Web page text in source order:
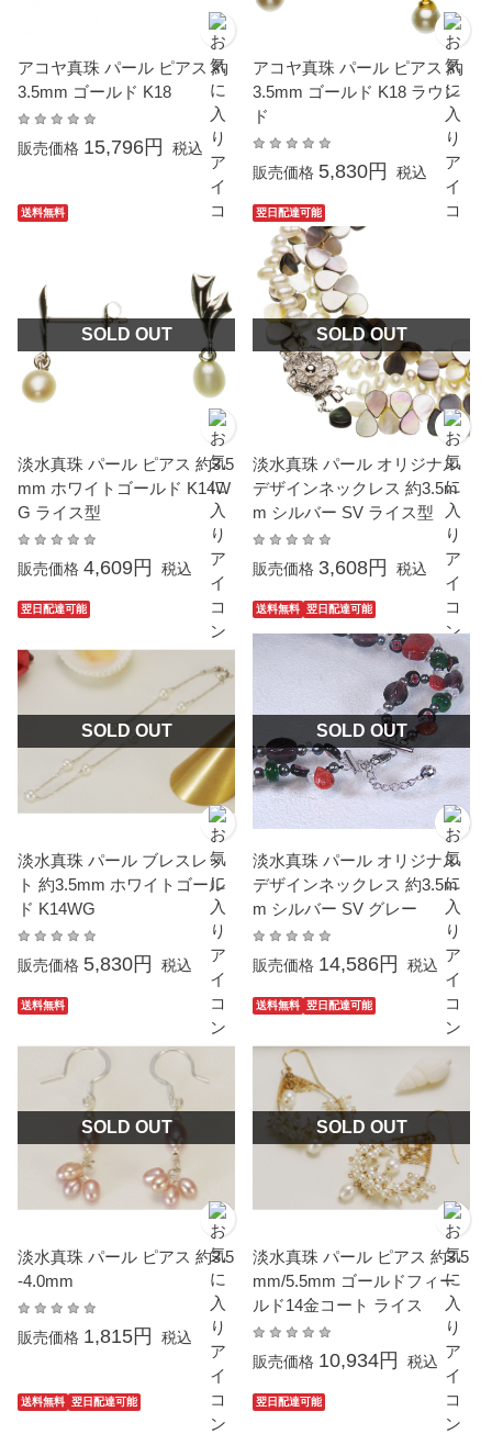
アコヤ真珠 パール ピアス 約
3.5mm ゴールド K18
販売価格 15,796円 税込
アコヤ真珠 パール ピアス 約
3.5mm ゴールド K18 ラウン
ド
販売価格 5,830円 税込
送料無料
SOLD OUT
淡水真珠 パール ピアス 約3.5
mm ホワイトゴールド K14W
G ライス型
販売価格 4,609円 税込
翌日配達可能
SOLD OUT
淡水真珠 パール オリジナル
デザインネックレス 約3.5m
m シルバー SV ライス型
販売価格 3,608円 税込
翌日配達可能
SOLD OUT
淡水真珠 パール ブレスレッ
ト 約3.5mm ホワイトゴール
ド K14WG
販売価格 5,830円 税込
送料無料 翌日配達可能
SOLD OUT
淡水真珠 パール オリジナル
デザインネックレス 約3.5m
m シルバー SV グレー
販売価格 14,586円 税込
送料無料
SOLD OUT
淡水真珠 パール ピアス 約3.5
-4.0mm
販売価格 1,815円 税込
送料無料 翌日配達可能
SOLD OUT
淡水真珠 パール ピアス 約3.5
mm/5.5mm ゴールドフィー
ルド14金コート ライス
販売価格 10,934円 税込
送料無料 翌日配達可能 翌日配達可能